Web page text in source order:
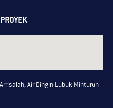
Air Dingin Lubuk Minturun